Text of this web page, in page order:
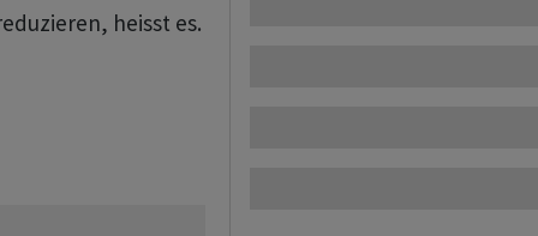
heisst es.